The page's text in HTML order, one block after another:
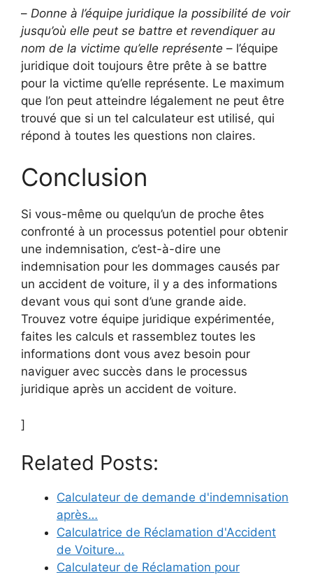
– Donne à l’équipe juridique la possibilité de voir
jusqu’où elle peut se battre et revendiquer au
nom de la victime qu’elle représente – l’équipe
juridique doit toujours être prête à se battre
pour la victime qu’elle représente. Le maximum
que l’on peut atteindre légalement ne peut être
trouvé que si un tel calculateur est utilisé, qui
répond à toutes les questions non claires.
Conclusion
Si vous-même ou quelqu’un de proche êtes
confronté à un processus potentiel pour obtenir
une indemnisation, c’est-à-dire une
indemnisation pour les dommages causés par
un accident de voiture, il y a des informations
devant vous qui sont d’une grande aide.
Trouvez votre équipe juridique expérimentée,
faites les calculs et rassemblez toutes les
informations dont vous avez besoin pour
naviguer avec succès dans le processus
juridique après un accident de voiture.
]
Related Posts:
Calculateur de demande d'indemnisation
après…
Calculatrice de Réclamation d'Accident
de Voiture…
Calculateur de Réclamation pour